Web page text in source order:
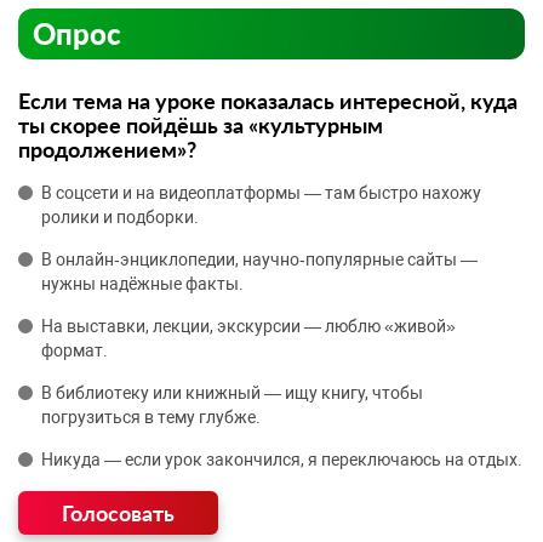
Опрос
Если тема на уроке показалась интересной, куда
ты скорее пойдёшь за «культурным
продолжением»?
В соцсети и на видеоплатформы — там быстро нахожу
ролики и подборки.
В онлайн‑энциклопедии, научно‑популярные сайты —
нужны надёжные факты.
На выставки, лекции, экскурсии — люблю «живой»
формат.
В библиотеку или книжный — ищу книгу, чтобы
погрузиться в тему глубже.
Никуда — если урок закончился, я переключаюсь на отдых.